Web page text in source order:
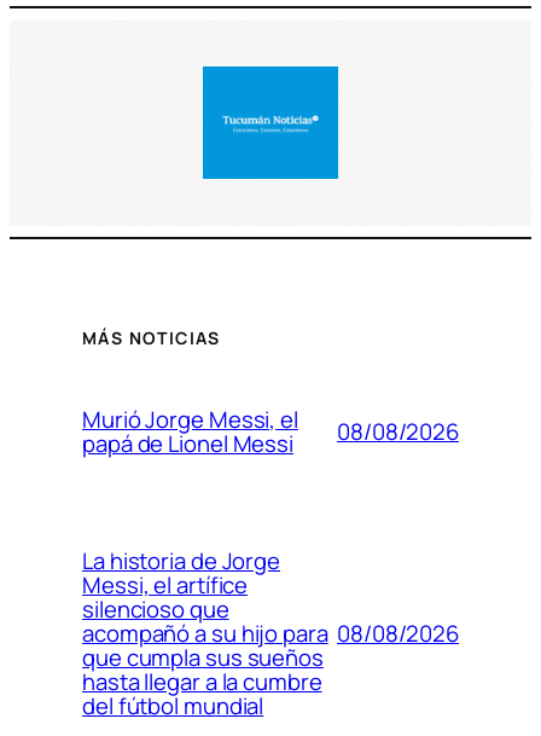
MÁS NOTICIAS
Murió Jorge Messi, el
papá de Lionel Messi 08/08/2026
La historia de Jorge
Messi, el artífice
silencioso que
acompañó a su hijo para
que cumpla sus sueños
hasta llegar a la cumbre
del fútbol mundial
08/08/2026